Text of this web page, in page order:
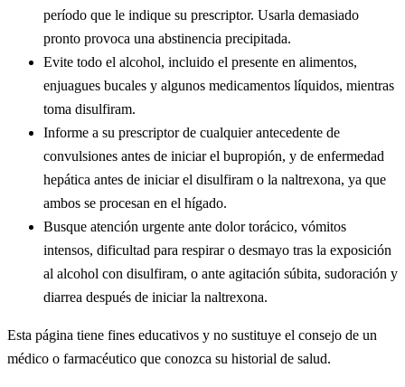
período que le indique su prescriptor. Usarla demasiado
pronto provoca una abstinencia precipitada.
Evite todo el alcohol, incluido el presente en alimentos,
enjuagues bucales y algunos medicamentos líquidos, mientras
toma disulfiram.
Informe a su prescriptor de cualquier antecedente de
convulsiones antes de iniciar el bupropión, y de enfermedad
hepática antes de iniciar el disulfiram o la naltrexona, ya que
ambos se procesan en el hígado.
Busque atención urgente ante dolor torácico, vómitos
intensos, dificultad para respirar o desmayo tras la exposición
al alcohol con disulfiram, o ante agitación súbita, sudoración y
diarrea después de iniciar la naltrexona.
Esta página tiene fines educativos y no sustituye el consejo de un
médico o farmacéutico que conozca su historial de salud.